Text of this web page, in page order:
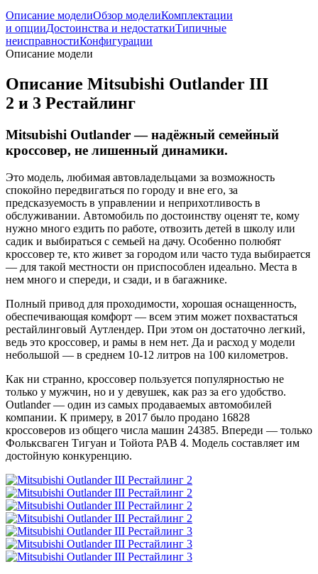
Описание моделиОбзор моделиКомплектации
и опцииДостоинства и недостаткиТипичные
неисправностиКонфигурации
Описание модели
Описание Mitsubishi Outlander III
2 и 3 Рестайлинг
Mitsubishi Outlander — надёжный семейный
кроссовер, не лишенный динамики.
Это модель, любимая автовладельцами за возможность
спокойно передвигаться по городу и вне его, за
предсказуемость в управлении и неприхотливость в
обслуживании. Автомобиль по достоинству оценят те, кому
нужно много ездить по работе, отвозить детей в школу или
садик и выбираться с семьей на дачу. Особенно полюбят
кроссовер те, кто живет за городом или часто туда выбирается
— для такой местности он приспособлен идеально. Места в
нем много и спереди, и сзади, и в багажнике.
Полный привод для проходимости, хорошая оснащенность,
обеспечивающая комфорт — всем этим может похвастаться
рестайлинговый Аутлендер. При этом он достаточно легкий,
ведь это кроссовер, и рамы в нем нет. Да и расход у модели
небольшой — в среднем 10-12 литров на 100 километров.
Как ни странно, кроссовер пользуется популярностью не
только у мужчин, но и у девушек, как раз за его удобство.
Outlander — один из самых продаваемых автомобилей
компании. К примеру, в 2017 было продано 16828
кроссоверов из общего числа машин 24385. Впереди — только
Фольксваген Тигуан и Тойота РАВ 4. Модель составляет им
достойную конкуренцию.